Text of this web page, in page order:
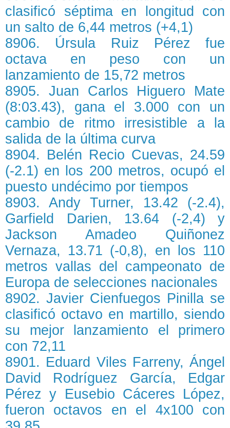
clasificó séptima en longitud con
un salto de 6,44 metros (+4,1)
8906. Úrsula Ruiz Pérez fue
octava en peso con un
lanzamiento de 15,72 metros
8905. Juan Carlos Higuero Mate
(8:03.43), gana el 3.000 con un
cambio de ritmo irresistible a la
salida de la última curva
8904. Belén Recio Cuevas, 24.59
(-2.1) en los 200 metros, ocupó el
puesto undécimo por tiempos
8903. Andy Turner, 13.42 (-2.4),
Garfield Darien, 13.64 (-2,4) y
Jackson Amadeo Quiñonez
Vernaza, 13.71 (-0,8), en los 110
metros vallas del campeonato de
Europa de selecciones nacionales
8902. Javier Cienfuegos Pinilla se
clasificó octavo en martillo, siendo
su mejor lanzamiento el primero
con 72,11
8901. Eduard Viles Farreny, Ángel
David Rodríguez García, Edgar
Pérez y Eusebio Cáceres López,
fueron octavos en el 4x100 con